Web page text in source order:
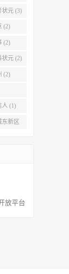
状元 (3)
(2)
(2)
状元 (2)
(2)
人 (1)
东新区
放平台